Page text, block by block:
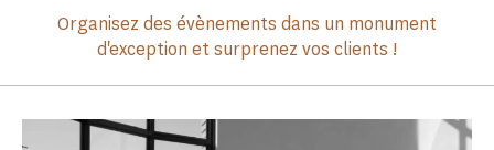
Organisez des évènements dans un monument
d'exception et surprenez vos clients !